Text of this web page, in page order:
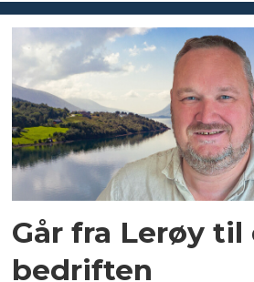
Går fra Lerøy til
bedriften